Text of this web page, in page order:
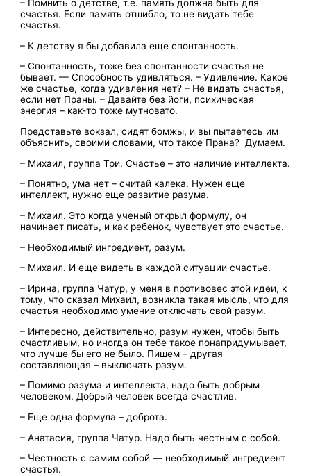
– Помнить о детстве, т.е. память должна быть для
счастья. Если память отшибло, то не видать тебе
счастья.
– К детству я бы добавила еще спонтанность.
– Спонтанность, тоже без спонтанности счастья не
бывает. — Способность удивляться. – Удивление. Какое
же счастье, когда удивления нет? – Не видать счастья,
если нет Праны. – Давайте без йоги, психическая
энергия – как-то тоже мутновато.
Представьте вокзал, сидят бомжы, и вы пытаетесь им
объяснить, своими словами, что такое Прана? Думаем.
– Михаил, группа Три. Счастье – это наличие интеллекта.
– Понятно, ума нет – считай калека. Нужен еще
интеллект, нужно еще развитие разума.
– Михаил. Это когда ученый открыл формулу, он
начинает писать, и как ребенок, чувствует это счастье.
– Необходимый ингредиент, разум.
– Михаил. И еще видеть в каждой ситуации счастье.
– Ирина, группа Чатур, у меня в противовес этой идеи, к
тому, что сказал Михаил, возникла такая мысль, что для
счастья необходимо умение отключать свой разум.
– Интересно, действительно, разум нужен, чтобы быть
счастливым, но иногда он тебе такое понапридумывает,
что лучше бы его не было. Пишем – другая
составляющая – выключать разум.
– Помимо разума и интеллекта, надо быть добрым
человеком. Добрый человек всегда счастлив.
– Еще одна формула – доброта.
– Анатасия, группа Чатур. Надо быть честным с собой.
– Честность с самим собой — необходимый ингредиент
счастья.